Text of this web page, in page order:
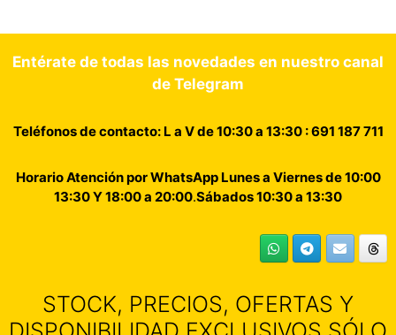
Entérate de todas las novedades en nuestro canal
de Telegram
Teléfonos de contacto: L a V de 10:30 a 13:30 : 691 187 711
Horario Atención por WhatsApp Lunes a Viernes de 10:00
13:30 Y 18:00 a 20:00.Sábados 10:30 a 13:30
STOCK, PRECIOS, OFERTAS Y